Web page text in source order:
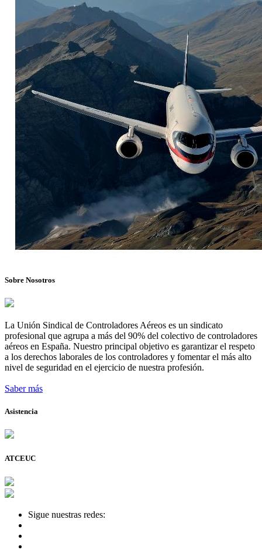
Sobre Nosotros
La Unión Sindical de Controladores Aéreos es un sindicato
profesional que agrupa a más del 90% del colectivo de controladores
aéreos en España. Nuestro principal objetivo es garantizar el respeto
a los derechos laborales de los controladores y fomentar el más alto
nivel de seguridad en el ejercicio de nuestra profesión.
Saber más
Asistencia
ATCEUC
Sigue nuestras redes: